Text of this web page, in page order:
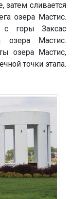
сливается
озера Мастис.
с горы Заксас
озера Мастис.
озера Мастис,
точки этапа.